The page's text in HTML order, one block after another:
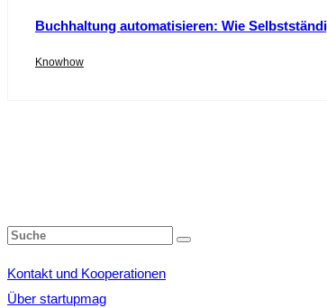
Buchhaltung automatisieren: Wie
Knowhow
Kontakt und Kooperationen
Über startupmag